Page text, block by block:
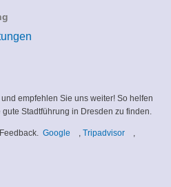
empfehlen Sie uns weiter! So helfen
Stadtführung in Dresden zu finden.
Feedback.Google (link
,Tripadvisor(link,